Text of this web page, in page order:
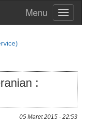
Toggle
:
05 Maret 2015 - 22:53